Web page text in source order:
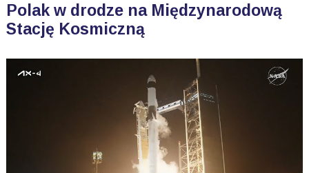
Polak w drodze na Międzynarodową
Stację Kosmiczną